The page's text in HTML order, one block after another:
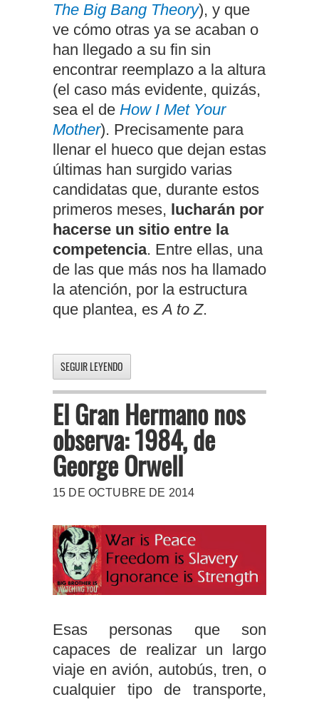
The Big Bang Theory), y que
ve cómo otras ya se acaban o
han llegado a su fin sin
encontrar reemplazo a la altura
(el caso más evidente, quizás,
sea el de How I Met Your
Mother). Precisamente para
llenar el hueco que dejan estas
últimas han surgido varias
candidatas que, durante estos
primeros meses, lucharán por
hacerse un sitio entre la
competencia. Entre ellas, una
de las que más nos ha llamado
la atención, por la estructura
que plantea, esA to Z.
SEGUIR LEYENDO
El Gran Hermano nos
observa: 1984, de
George Orwell
15 DE OCTUBRE DE 2014
Esas personas que son
capaces de realizar un largo
viaje en avión, autobús, tren, o
cualquier tipo de transporte,